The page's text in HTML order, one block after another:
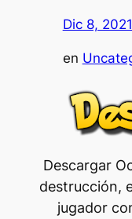
Dic 8, 2021
en
Descargar
destrucción,
jugador